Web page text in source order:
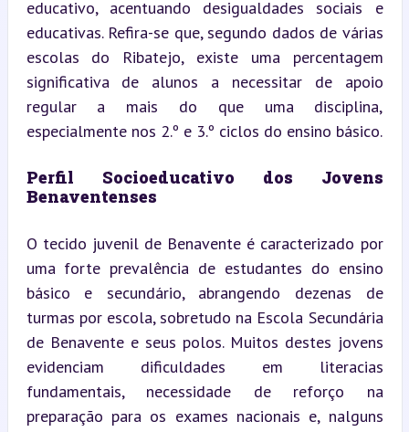
educativo, acentuando desigualdades sociais e
educativas. Refira-se que, segundo dados de várias
escolas do Ribatejo, existe uma percentagem
significativa de alunos a necessitar de apoio
regular a mais do que uma disciplina,
especialmente nos 2.º e 3.º ciclos do ensino básico.
Perfil Socioeducativo dos Jovens
Benaventenses
O tecido juvenil de Benavente é caracterizado por
uma forte prevalência de estudantes do ensino
básico e secundário, abrangendo dezenas de
turmas por escola, sobretudo na Escola Secundária
de Benavente e seus polos. Muitos destes jovens
evidenciam dificuldades em literacias
fundamentais, necessidade de reforço na
preparação para os exames nacionais e, nalguns